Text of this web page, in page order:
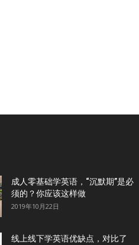
成人零基础学英语，“沉默期”是必
须的？你应该这样做
2019年10月22日
线上线下学英语优缺点，对比了